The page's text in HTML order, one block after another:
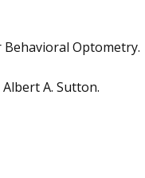
Optometry.
A. Sutton.